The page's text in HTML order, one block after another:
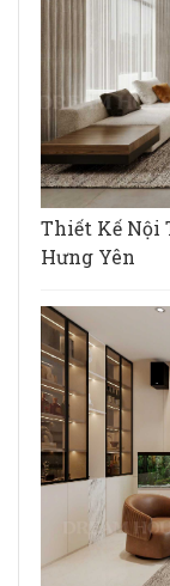
Thiết Kế Nội
Hưng Yên